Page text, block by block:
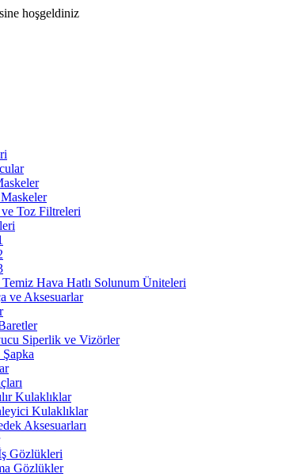
hoşgeldiniz
Toz Filtreleri
Hava Hatlı Solunum Üniteleri
ve Aksesuarlar
Siperlik ve Vizörler
Kulaklıklar
Kulaklıklar
Aksesuarları
Gözlükleri
Gözlükler